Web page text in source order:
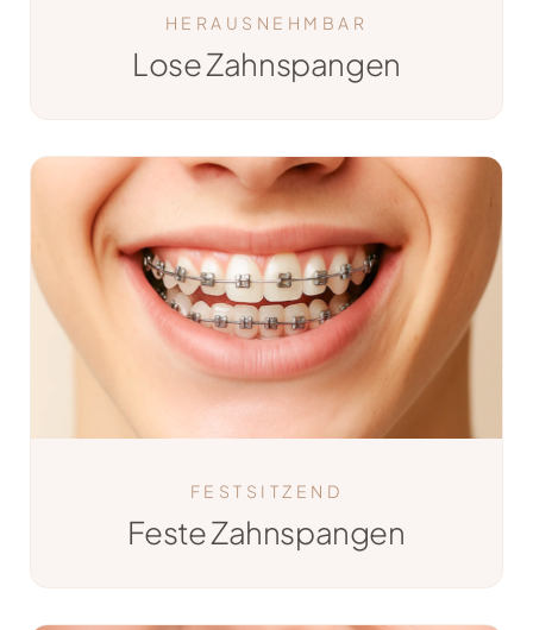
HERAUSNEHMBAR
Lose Zahnspangen
FESTSITZEND
Feste Zahnspangen